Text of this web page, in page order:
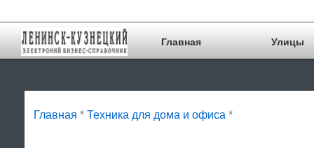
Главная Улицы
Главная * Техника для дома и офиса *